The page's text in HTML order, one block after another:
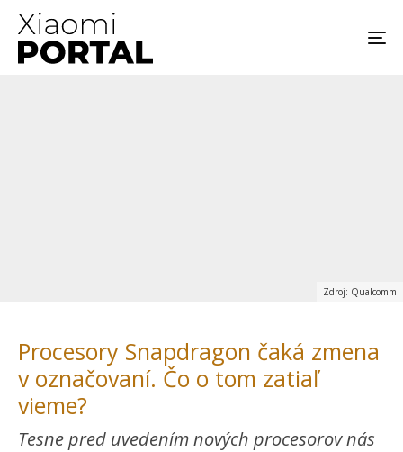
Zdroj: Qualcomm
Procesory Snapdragon čaká zmena
v označovaní. Čo o tom zatiaľ
vieme?
Tesne pred uvedením nových procesorov nás